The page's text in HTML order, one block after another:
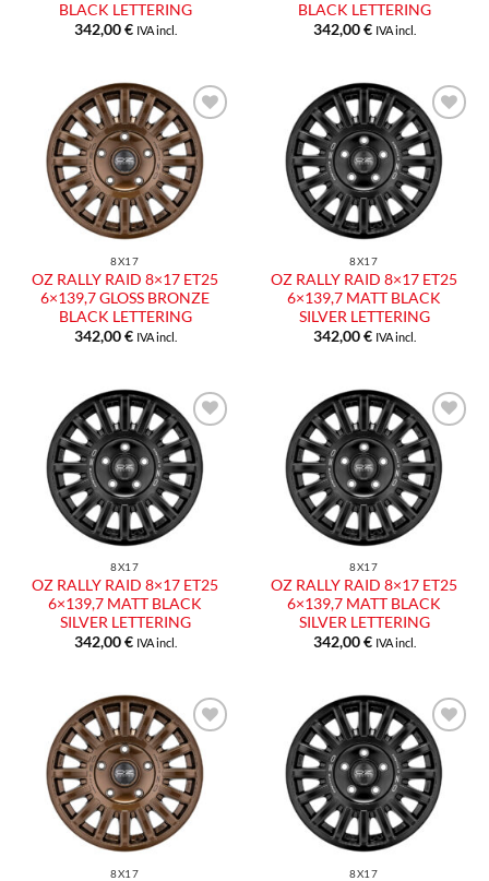
BLACK LETTERING
342,00€ IVA incl.
BLACK LETTERING
342,00€ IVA incl.
Aggiungi
alla lista
dei
desideri
8X17
OZ RALLY RAID 8×17 ET25
6×139,7 GLOSS BRONZE
BLACK LETTERING
342,00€ IVA incl.
Aggiungi
alla lista
dei
desideri
8X17
OZ RALLY RAID 8×17 ET25
6×139,7 MATT BLACK
SILVER LETTERING
342,00€ IVA incl.
Aggiungi
alla lista
dei
desideri
8X17
OZ RALLY RAID 8×17 ET25
6×139,7 MATT BLACK
SILVER LETTERING
342,00€ IVA incl.
Aggiungi
alla lista
dei
desideri
8X17
OZ RALLY RAID 8×17 ET25
6×139,7 MATT BLACK
SILVER LETTERING
342,00€ IVA incl.
Aggiungi
alla lista
dei
desideri
8X17
Aggiungi
alla lista
dei
desideri
8X17